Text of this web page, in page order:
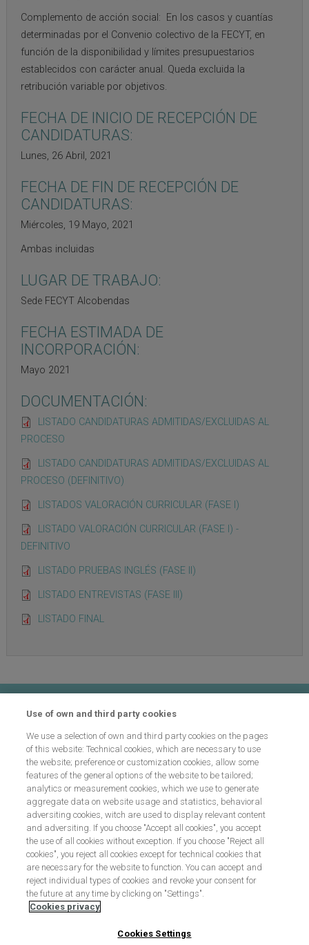
Complemento de acción social: En los casos y cuantías
determinadas por el Convenio colectivo de la FECYT, en
función de la disponibilidad y límites presupuestarios
establecidos con carácter anual. Queda excluida la
retribución variable por objetivos.
FECHA DE INICIO DE RECEPCIÓN DE
CANDIDATURAS:
Lunes, 26 Abril, 2021
FECHA DE FIN DE RECEPCIÓN DE
CANDIDATURAS:
Miércoles, 19 Mayo, 2021
Ambas incluidas
LUGAR DE TRABAJO:
Sede FECYT Alcobendas
FECHA ESTIMADA DE
INCORPORACIÓN:
Mayo 2021
DOCUMENTACIÓN:
LISTADO CANDIDATURAS ADMITIDAS/EXCLUIDAS AL
PROCESO
LISTADO CANDIDATURAS ADMITIDAS/EXCLUIDAS AL
PROCESO (DEFINITIVO)
LISTADOS VALORACIÓN CURRICULAR (FASE I)
LISTADO VALORACIÓN CURRICULAR (FASE I) -
DEFINITIVO
LISTADO PRUEBAS INGLÉS (FASE II)
LISTADO ENTREVISTAS (FASE III)
LISTADO FINAL
Preguntas frecuentes
Proceso de selección
Aviso legal
Política de cookies
Use of own and third party cookies
We use a selection of own and third party cookies on the pages
of this website: Technical cookies, which are necessary to use
the website; preference or customization cookies, allow some
features of the general options of the website to be tailored;
analytics or measurement cookies, which we use to generate
aggregate data on website usage and statistics, behavioral
adversiting cookies, witch are used to display relevant content
and adversiting. If you choose "Accept all cookies", you accept
the use of all cookies without exception. If you choose "Reject all
cookies", you reject all cookies except for technical cookies that
are necessary for the website to function. You can accept and
reject individual types of cookies and revoke your consent for
the future at any time by clicking on "Settings".
Cookies privacy
Cookies Settings